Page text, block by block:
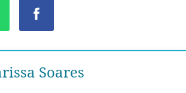
Soares